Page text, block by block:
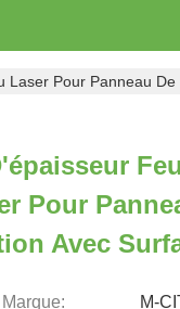
Pour Panneau
Pour
Avec
M-